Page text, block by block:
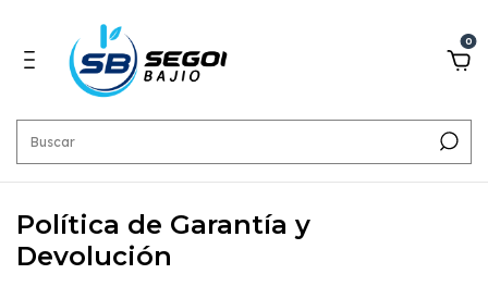
0
Política de Garantía y
Devolución